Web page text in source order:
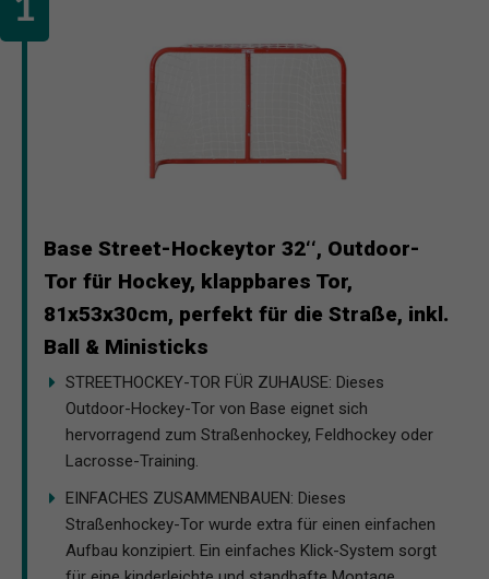
Base Street-Hockeytor 32‘‘, Outdoor-
Tor für Hockey, klappbares Tor,
81x53x30cm, perfekt für die Straße, inkl.
Ball & Ministicks
STREETHOCKEY-TOR FÜR ZUHAUSE: Dieses
Outdoor-Hockey-Tor von Base eignet sich
hervorragend zum Straßenhockey, Feldhockey oder
Lacrosse-Training.
EINFACHES ZUSAMMENBAUEN: Dieses
Straßenhockey-Tor wurde extra für einen einfachen
Aufbau konzipiert. Ein einfaches Klick-System sorgt